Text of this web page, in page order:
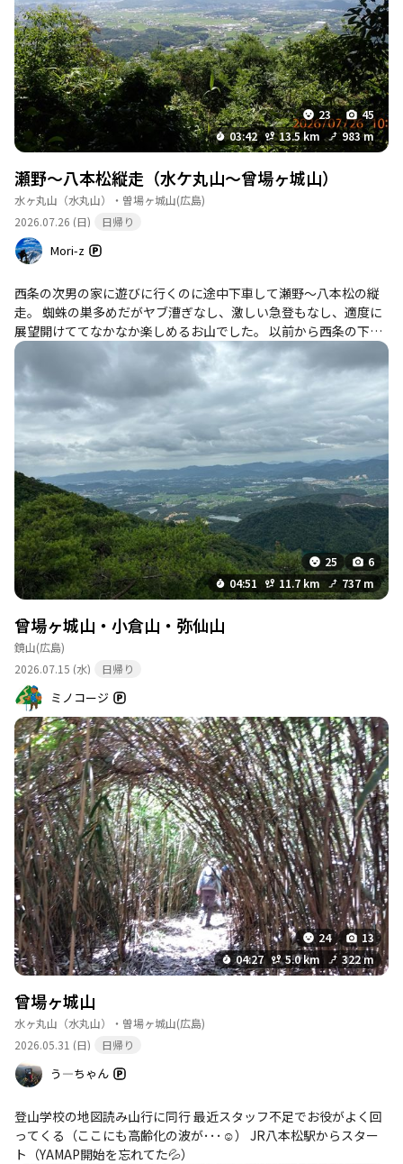
23
45
03:42
13.5 km 983 m
瀬野～八本松縦走（水ケ丸山～曾場ヶ城山）
水ヶ丸山（水丸山）・曽場ヶ城山(広島)
2026.07.26 (日)
日帰り
Mori-z
西条の次男の家に遊びに行くのに途中下車して瀬野～八本松の縦
走。 蜘蛛の巣多めだがヤブ漕ぎなし、激しい急登もなし、適度に
展望開けててなかなか楽しめるお山でした。 以前から西条の下界
から見える稜線がずっと気になっていたが、一度歩くと全てのピ
ークが特定できて今後こちらに来るたびにクリアな妄想ができそ
うでそれが一番の収穫。 下山後の５㎞のロードランが灼熱過ぎて
キツかった。
25
6
04:51
11.7 km 737 m
曾場ヶ城山・小倉山・弥仙山
鏡山(広島)
2026.07.15 (水)
日帰り
ミノコージ
24
13
04:27
5.0 km 322 m
曾場ヶ城山
水ヶ丸山（水丸山）・曽場ヶ城山(広島)
2026.05.31 (日)
日帰り
う―ちゃん
登山学校の地図読み山行に同行 最近スタッフ不足でお役がよく回
ってくる（ここにも高齢化の波が･･･☺️） JR八本松駅からスター
ト（YAMAP開始を忘れてた💦）